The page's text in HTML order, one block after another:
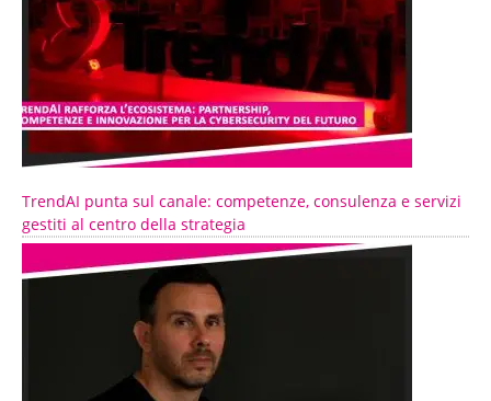
TrendAI punta sul canale: competenze, consulenza e servizi
gestiti al centro della strategia